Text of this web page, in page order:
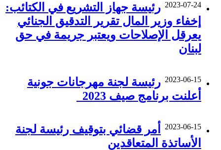
2023-07-24 رئيسة جهاز التشريع في الكتائب:
إخفاء وزير المال تقرير التدقيق الجنائي
يعرقل الإصلاحات ويعتبر جريمة في حق
لبنان
2023-06-15 رئيسة لجنة مهرجانات جونية
أعلنت برنامج صيف 2023
2023-06-15
أمر قضائي بتوقيف رئيسة لجنة
الأساتذة المتعاقدين